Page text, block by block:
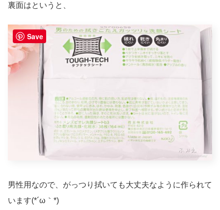
裏面はというと、
男性用なので、がっつり拭いても大丈夫なように作られて
います(*´ω｀*)
Save